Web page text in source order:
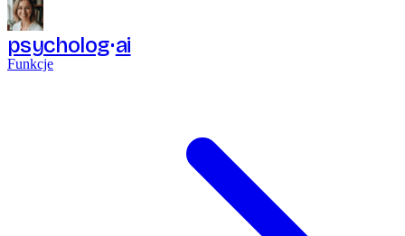
psycholog ai
Funkcje